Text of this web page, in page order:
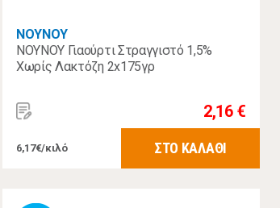
ΝΟΥΝΟΥ
ΝΟΥΝΟΥ Γιαούρτι Στραγγιστό 1,5%
Χωρίς Λακτόζη 2x175γρ
2,16 €
6,17€/κιλό ΣΤΟ ΚΑΛΑΘΙ